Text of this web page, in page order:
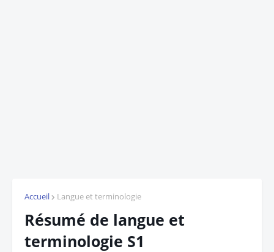
Accueil Langue et terminologie
Résumé de langue et
terminologie S1